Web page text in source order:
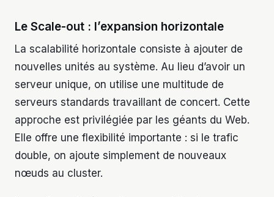
Le Scale-out : l’expansion horizontale
La scalabilité horizontale consiste à ajouter de
nouvelles unités au système. Au lieu d’avoir un
serveur unique, on utilise une multitude de
serveurs standards travaillant de concert. Cette
approche est privilégiée par les géants du Web.
Elle offre une flexibilité importante : si le trafic
double, on ajoute simplement de nouveaux
nœuds au cluster.